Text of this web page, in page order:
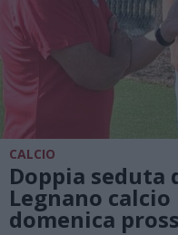
CALCIO
Doppia seduta
Legnano
domenica